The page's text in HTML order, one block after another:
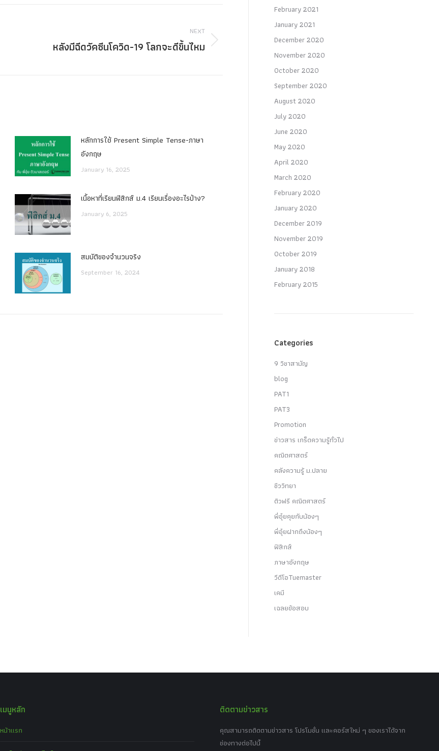
NEXT
หลังมีฉีดวัคซีนโควิด-19 โลกจะดีขึ้นไหม
หลักการใช้ Present Simple Tense-ภาษา
อังกฤษ
January 16, 2025
เนื้อหาที่เรียนฟิสิกส์ ม.4 เรียนเรื่องอะไรบ้าง?
January 6, 2025
สมบัติของจำนวนจริง
September 16, 2024
February 2021
January 2021
December 2020
November 2020
October 2020
September 2020
August 2020
July 2020
June 2020
May 2020
April 2020
March 2020
February 2020
January 2020
December 2019
November 2019
October 2019
January 2018
February 2015
Categories
9 วิชาสามัญ
blog
PAT1
PAT3
Promotion
ข่าวสาร เกร็ดความรู้ทั่วไป
คณิตศาสตร์
คลังความรู้ ม.ปลาย
ชีววิทยา
ติวฟรี คณิตศาสตร์
พี่อุ๋ยคุยกับน้องๆ
พี่อุ๋ยฝากถึงน้องๆ
ฟิสิกส์
ภาษาอังกฤษ
วีดีโอTuemaster
เคมี
เฉลยข้อสอบ
เมนูหลัก
หน้าแรก
ติดตามข่าวสาร
คุณสามารถติดตามข่าวสาร โปรโมชั่น และคอร์สใหม่ ๆ ของเราได้จาก
ช่องทางต่อไปนี้